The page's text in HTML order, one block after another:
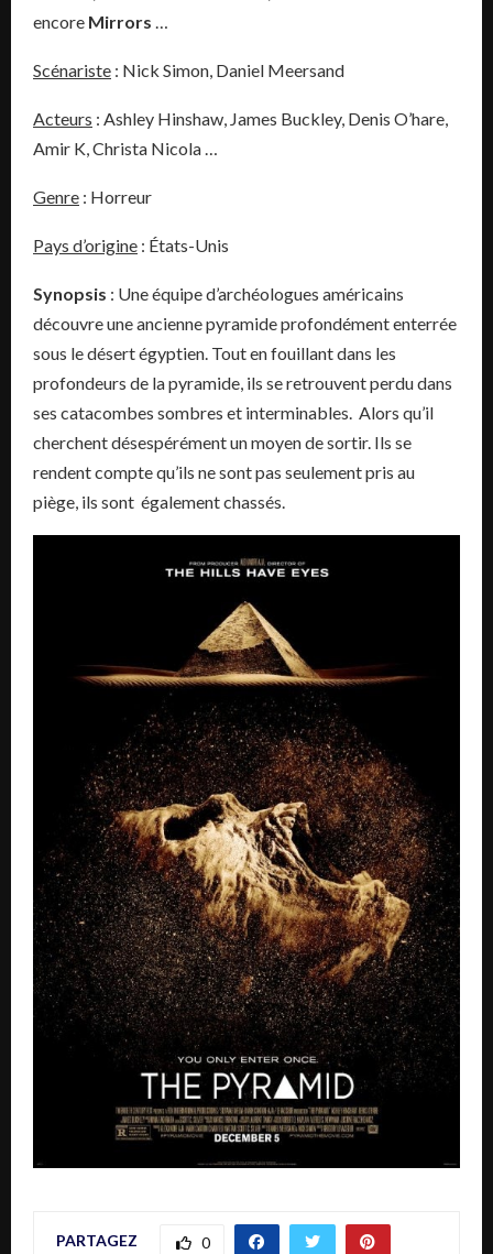
encore Mirrors …
Scénariste : Nick Simon, Daniel Meersand
Acteurs : Ashley Hinshaw, James Buckley, Denis O’hare,
Amir K, Christa Nicola …
Genre : Horreur
Pays d’origine : États-Unis
Synopsis : Une équipe d’archéologues américains
découvre une ancienne pyramide profondément enterrée
sous le désert égyptien. Tout en fouillant dans les
profondeurs de la pyramide, ils se retrouvent perdu dans
ses catacombes sombres et interminables. Alors qu’il
cherchent désespérément un moyen de sortir. Ils se
rendent compte qu’ils ne sont pas seulement pris au
piège, ils sont également chassés.
PARTAGEZ 0